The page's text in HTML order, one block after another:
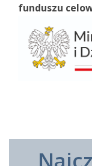
funduszu